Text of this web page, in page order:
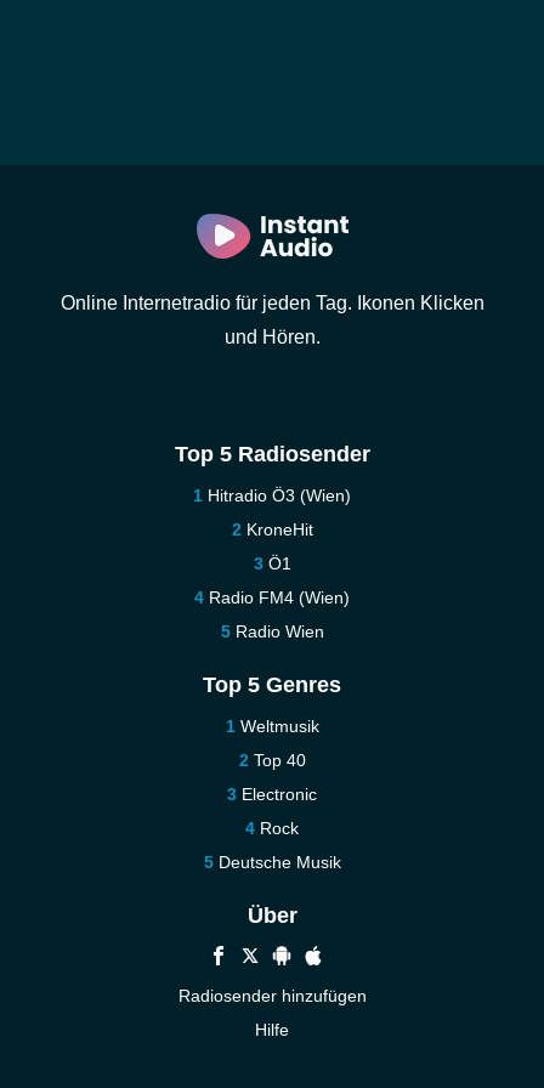
Online Internetradio für jeden Tag. Ikonen Klicken
und Hören.
Top 5 Radiosender
Hitradio Ö3 (Wien)
KroneHit
Ö1
Radio FM4 (Wien)
Radio Wien
Top 5 Genres
Weltmusik
Top 40
Electronic
Rock
Deutsche Musik
Über
Radiosender hinzufügen
Hilfe